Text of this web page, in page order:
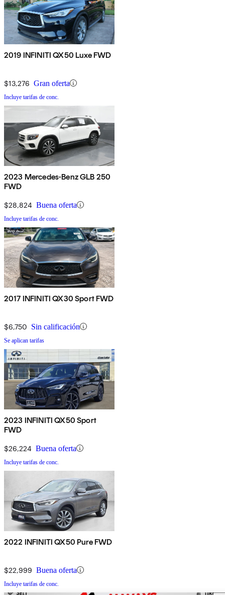
2019 INFINITI QX50 Luxe FWD
$13,276 Gran oferta
Incluye tarifas de conc.
2023 Mercedes-Benz GLB 250
FWD
$28,824 Buena oferta
Incluye tarifas de conc.
2017 INFINITI QX30 Sport FWD
$6,750 Sin calificación
Se aplican tarifas
2023 INFINITI QX50 Sport
FWD
$26,224 Buena oferta
Incluye tarifas de conc.
2022 INFINITI QX50 Pure FWD
$22,999 Buena oferta
Incluye tarifas de conc.